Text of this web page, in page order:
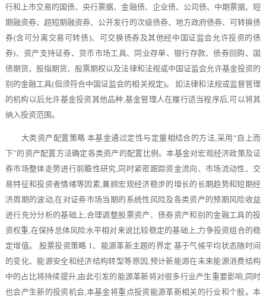
行和上市交易的国债、央行票据、金融债、企业债、公司债、中期票据、短
期融资券、超短期融资券、公开发行的次级债券、地方政府债券、可转换债
券(含可分离交易可转债)、可交换债券及其他经中国证监会允许投资的债
券)、资产支持证券、货币市场工具、同业存单、银行存款、债券回购、国
债期货、股指期货、股票期权以及法律和法规或中国证监会允许基金投资的
别的金融工具(但须符合中国证监会的相关规定)。 如法律和法规或监督管理
的机构以后允许基金投资其他品种,基金管理人在履行适当程序后,可以将其
纳入投资范围。
大类资产配置策略 本基金通过定性与定量相结合的方法,采用“自上而
下”的资产配置方法确定各类资产的配置比例。本基金对宏观经济政策及证
券市场整体走势进行前瞻性研究,同时紧密跟踪资金流向、市场流动性、交
易特征和投资者情绪等因素,兼顾宏观经济稳步的增长的长期趋势和短期经
济周期的波动,在对证券市场当期的系统性风险及各类资产的预期风险收益
进行充分分析的基础上,合理调整股票资产、债券资产和别的金融工具的投
资权重,在保持总体风险水平相对来说比较稳定的基础上,力争投资组合的稳
定增值。 股票投资策略 1、能源革新主题的界定 基于气候平均状态随时间
的变化、能源安全和经济结构转型等原因,预计新能源在未来能源消费结构
中的占比将持续提升,由此引发的能源革新将对很多行业产生重要影响,同时
也会产生新的投资机会,本基金将重点投资能源革新相关的行业和个股。本